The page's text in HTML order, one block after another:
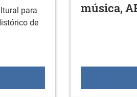
para
de
música,